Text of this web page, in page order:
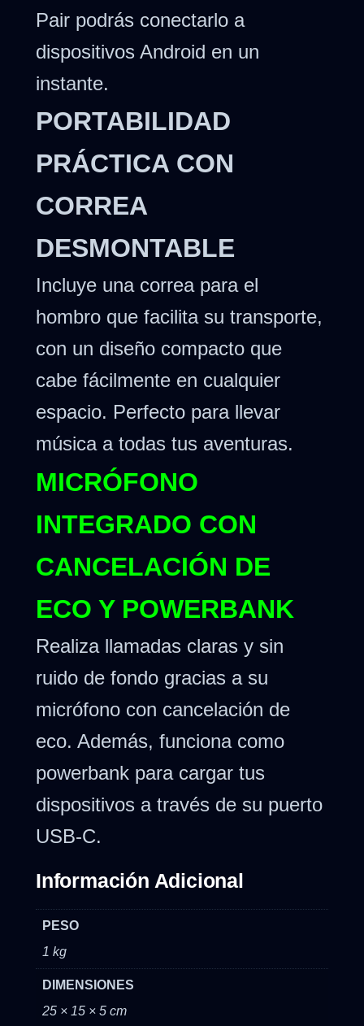
Pair podrás conectarlo a
dispositivos Android en un
instante.
PORTABILIDAD
PRÁCTICA CON
CORREA
DESMONTABLE
Incluye una correa para el
hombro que facilita su transporte,
con un diseño compacto que
cabe fácilmente en cualquier
espacio. Perfecto para llevar
música a todas tus aventuras.
MICRÓFONO
INTEGRADO CON
CANCELACIÓN DE
ECO Y POWERBANK
Realiza llamadas claras y sin
ruido de fondo gracias a su
micrófono con cancelación de
eco. Además, funciona como
powerbank para cargar tus
dispositivos a través de su puerto
USB-C.
Información Adicional
PESO
1 kg
DIMENSIONES
25 × 15 × 5 cm